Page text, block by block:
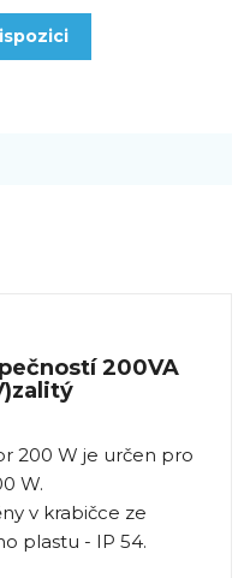
200VA
200 W je určen pro
W.
v krabičce ze
plastu - IP 54.